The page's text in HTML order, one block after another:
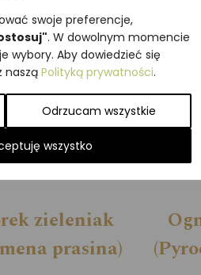
swoje preferencje,
. W dowolnym momencie
wybory. Aby dowiedzieć się
nasząPolityką prywatności.
Odrzucam wszystkie
wszystko
zieleniak
prasina)